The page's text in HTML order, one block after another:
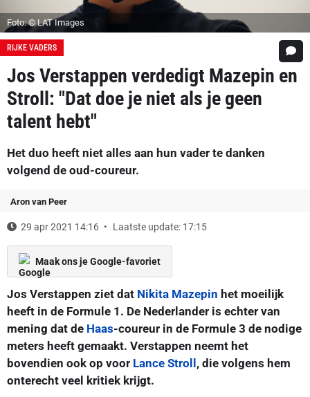
Foto: © LAT Images
RIJKE VADERS
Jos Verstappen verdedigt Mazepin en
Stroll: "Dat doe je niet als je geen
talent hebt"
Het duo heeft niet alles aan hun vader te danken
volgend de oud-coureur.
Aron van Peer
29 apr 2021 14:16 Laatste update: 17:15
Maak ons je Google-favoriet
Jos Verstappen ziet dat Nikita Mazepin het moeilijk
heeft in de Formule 1. De Nederlander is echter van
mening dat de Haas-coureur in de Formule 3 de nodige
meters heeft gemaakt. Verstappen neemt het
bovendien ook op voor Lance Stroll, die volgens hem
onterecht veel kritiek krijgt.